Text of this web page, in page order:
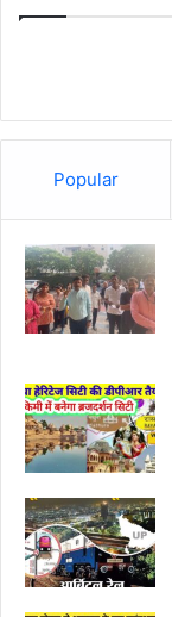
Popular